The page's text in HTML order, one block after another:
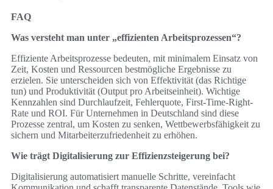
FAQ
Was versteht man unter „effizienten Arbeitsprozessen“?
Effiziente Arbeitsprozesse bedeuten, mit minimalem Einsatz von
Zeit, Kosten und Ressourcen bestmögliche Ergebnisse zu
erzielen. Sie unterscheiden sich von Effektivität (das Richtige
tun) und Produktivität (Output pro Arbeitseinheit). Wichtige
Kennzahlen sind Durchlaufzeit, Fehlerquote, First-Time-Right-
Rate und ROI. Für Unternehmen in Deutschland sind diese
Prozesse zentral, um Kosten zu senken, Wettbewerbsfähigkeit zu
sichern und Mitarbeiterzufriedenheit zu erhöhen.
Wie trägt Digitalisierung zur Effizienzsteigerung bei?
Digitalisierung automatisiert manuelle Schritte, vereinfacht